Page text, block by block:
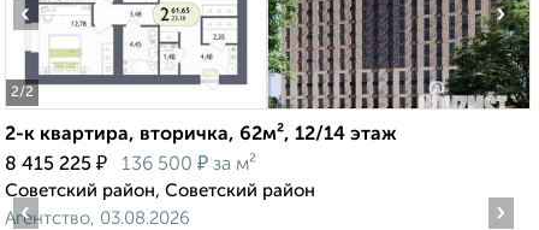
2/2
‹ ›
2-к квартира, вторичка, 62м², 12/14 этаж
8 415 225 ₽ 136 500 ₽ за м²
Советский район, Советский район
Агентство, 03.08.2026
‹ ›